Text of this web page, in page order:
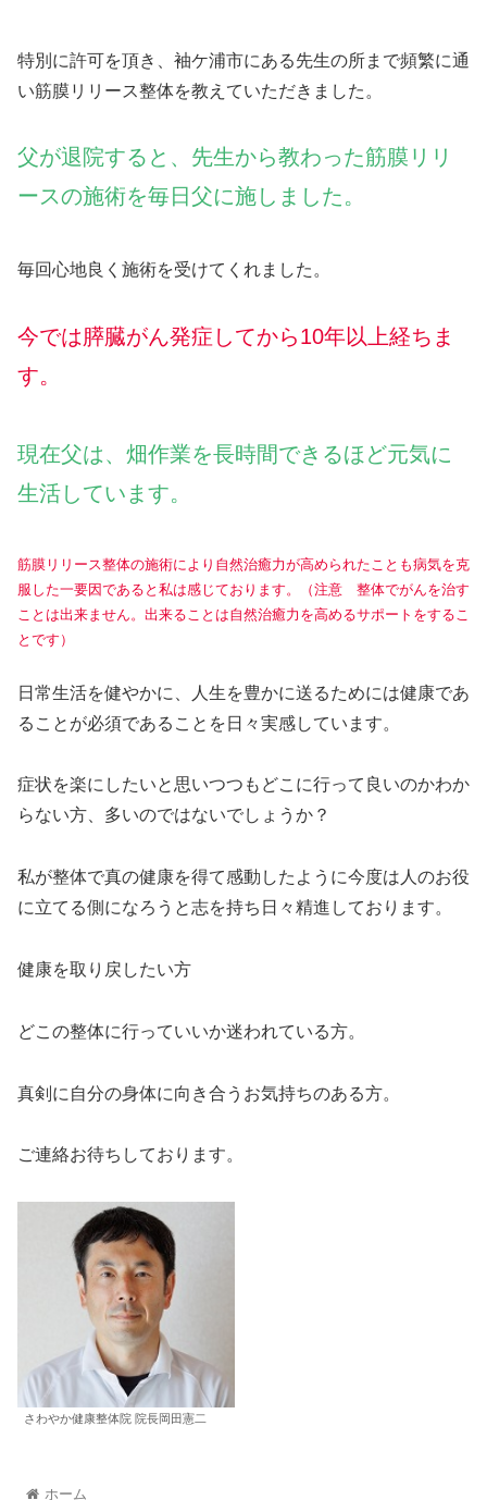
特別に許可を頂き、袖ケ浦市にある先生の所まで頻繁に通
い筋膜リリース整体を教えていただきました。
父が退院すると、先生から教わった筋膜リリ
ースの施術を毎日父に施しました。
毎回心地良く施術を受けてくれました。
今では膵臓がん発症してから10年以上経ちま
す。
現在父は、畑作業を長時間できるほど元気に
生活しています。
筋膜リリース整体の施術により自然治癒力が高められたことも病気を克
服した一要因であると私は感じております。（注意 整体でがんを治す
ことは出来ません。出来ることは自然治癒力を高めるサポートをするこ
とです）
日常生活を健やかに、人生を豊かに送るためには健康であ
ることが必須であることを日々実感しています。
症状を楽にしたいと思いつつもどこに行って良いのかわか
らない方、多いのではないでしょうか？
私が整体で真の健康を得て感動したように今度は人のお役
に立てる側になろうと志を持ち日々精進しております。
健康を取り戻したい方
どこの整体に行っていいか迷われている方。
真剣に自分の身体に向き合うお気持ちのある方。
ご連絡お待ちしております。
さわやか健康整体院 院長岡田憲二
ホーム